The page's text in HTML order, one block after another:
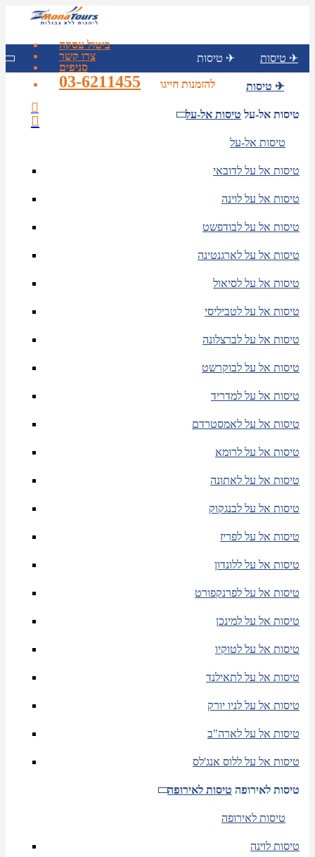
ביטול עסקה
צרו קשר
סניפים
להזמנות חייגו
03-6211455
טיסות ✈ טיסות ✈
טיסות ✈
טיסות אל-על טיסות אל-על
טיסות אל-על
טיסות אל על לדובאי
טיסות אל על לוינה
טיסות אל על לבודפשט
טיסות אל על לארגנטינה
טיסות אל על לסיאול
טיסות אל על לטביליסי
טיסות אל על לברצלונה
טיסות אל על לבוקרשט
טיסות אל על למדריד
טיסות אל על לאמסטרדם
טיסות אל על לרומא
טיסות אל על לאתונה
טיסות אל על לבנגקוק
טיסות אל על לפריז
טיסות אל על ללונדון
טיסות אל על לפרנקפורט
טיסות אל על למינכן
טיסות אל על לטוקיו
טיסות אל על לתאילנד
טיסות אל על לניו יורק
טיסות אל על לארה"ב
טיסות אל על ללוס אנג'לס
טיסות לאירופה טיסות לאירופה
טיסות לאירופה
טיסות לוינה